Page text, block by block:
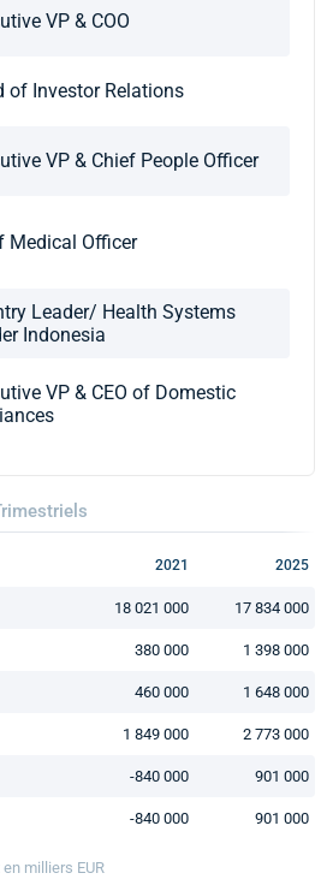
VP & COO
of Investor Relations
VP & Chief People Officer
Medical Officer
Leader/ Health Systems
Indonesia
VP & CEO of Domestic
2021 2025
18 021 000 17 834 000
380 000 1 398 000
460 000 1 648 000
1 849 000 2 773 000
-840 000 901 000
-840 000 901 000
en milliers EUR